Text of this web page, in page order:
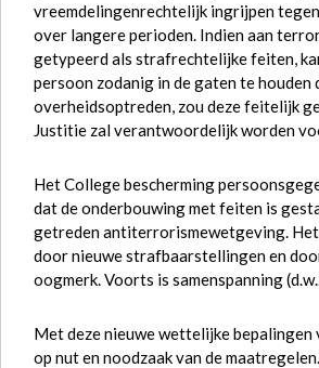
vreemdelingenrechtelijk ingrijpen
over langere perioden. Indien aan
getypeerd als strafrechtelijke feiten,
persoon zodanig in de gaten te
overheidsoptreden, zou deze feitelijk
Justitie zal verantwoordelijk worden
Het College bescherming
dat de onderbouwing met feiten is
getreden antiterrorismewetgeving.
door nieuwe strafbaarstellingen en
oogmerk. Voorts is samenspanning
Met deze nieuwe wettelijke
op nut en noodzaak van de